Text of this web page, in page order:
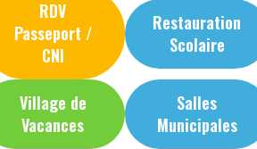
RDV
Passeport /
CNI
Restauration
Scolaire
Village de
Vacances
Salles
Municipales